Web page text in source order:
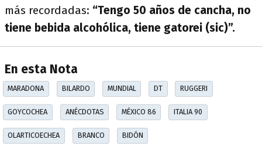
más recordadas: “Tengo 50 años de cancha, no
tiene bebida alcohólica, tiene gatorei (sic)”.
En esta Nota
MARADONA BILARDO MUNDIAL DT RUGGERI
GOYCOCHEA ANÉCDOTAS MÉXICO 86 ITALIA 90
OLARTICOECHEA BRANCO BIDÓN